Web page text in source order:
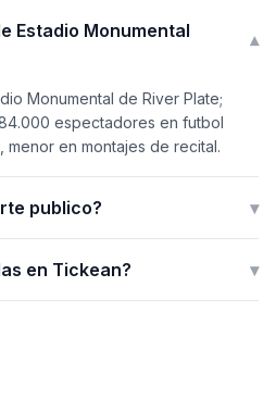
Estadio Monumental
▾
Monumental de River Plate;
espectadores en futbol
en montajes de recital.
publico? ▾
en Tickean? ▾